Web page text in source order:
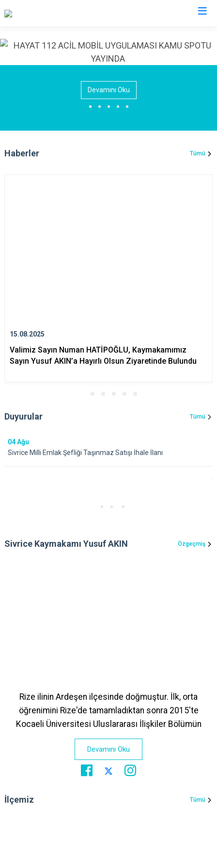
Kovancılar
Maden
Devamını Oku
Haberler Tümü
15.08.2025
Valimiz Sayın Numan HATİPOĞLU, Kaymakamımız
Sayın Yusuf AKIN’a Hayırlı Olsun Ziyaretinde Bulundu
Duyurular Tümü
04Ağu
Sivrice Milli Emlak Şefliği Taşınmaz Satışı İhale İlanı
Sivrice Kaymakamı Yusuf AKIN Özgeçmiş
Rize ilinin Ardeşen ilçesinde doğmuştur. İlk, orta
öğrenimini Rize'de tamamladıktan sonra 2015'te
Kocaeli Üniversitesi Uluslararası İlişkiler Bölümün
Devamını Oku
İlçemiz Tümü